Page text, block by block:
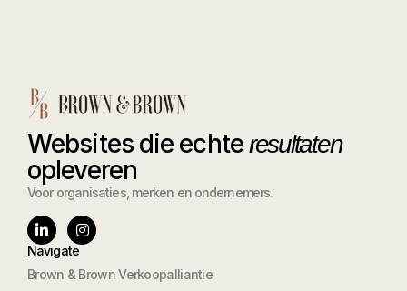
Websites die echteresultaten
opleveren
Voor organisaties, merken en ondernemers.
Navigate
Brown & Brown Verkoopalliantie